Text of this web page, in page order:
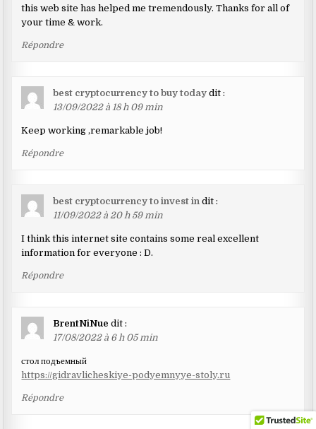
this web site has helped me tremendously. Thanks for all of
your time & work.
Répondre
best cryptocurrency to buy today dit :
13/09/2022 à 18 h 09 min
Keep working ,remarkable job!
Répondre
best cryptocurrency to invest in dit :
11/09/2022 à 20 h 59 min
I think this internet site contains some real excellent
information for everyone : D.
Répondre
BrentNiNue dit :
17/08/2022 à 6 h 05 min
стол подъемный
https://gidravlicheskiye-podyemnyye-stoly.ru
Répondre